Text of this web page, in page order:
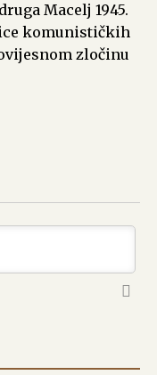
Macelj 1945.
komunističkih
zločinu